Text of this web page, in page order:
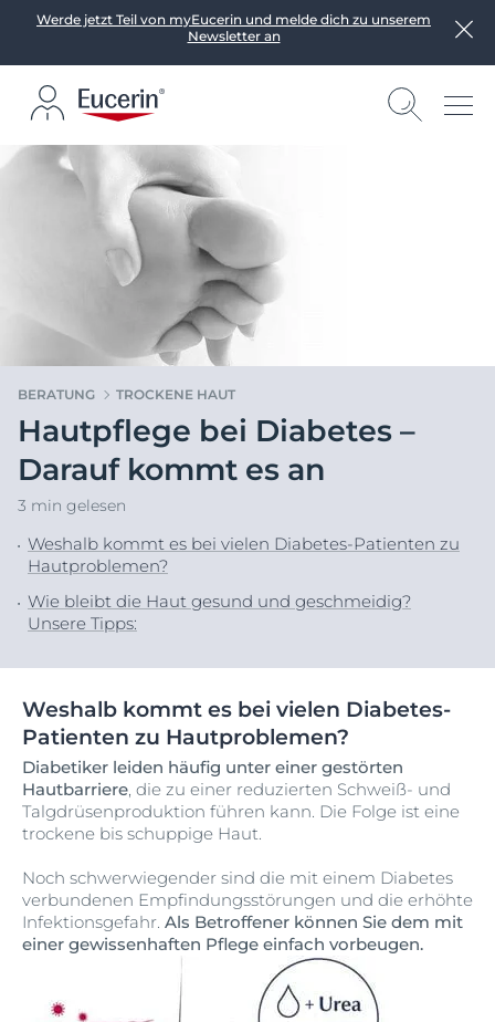
Werde jetzt Teil von myEucerin und melde dich zu unserem
Newsletter an
BERATUNG TROCKENE HAUT
Hautpflege bei Diabetes –
Darauf kommt es an
3 min gelesen
Weshalb kommt es bei vielen Diabetes-Patienten zu
Hautproblemen?
Wie bleibt die Haut gesund und geschmeidig?
Unsere Tipps:
Weshalb kommt es bei vielen Diabetes-
Patienten zu Hautproblemen?
Diabetiker leiden häufig unter einer gestörten
Hautbarriere, die zu einer reduzierten Schweiß- und
Talgdrüsenproduktion führen kann. Die Folge ist eine
trockene bis schuppige Haut.
Noch schwerwiegender sind die mit einem Diabetes
verbundenen Empfindungsstörungen und die erhöhte
Infektionsgefahr. Als Betroffener können Sie dem mit
einer gewissenhaften Pflege einfach vorbeugen.